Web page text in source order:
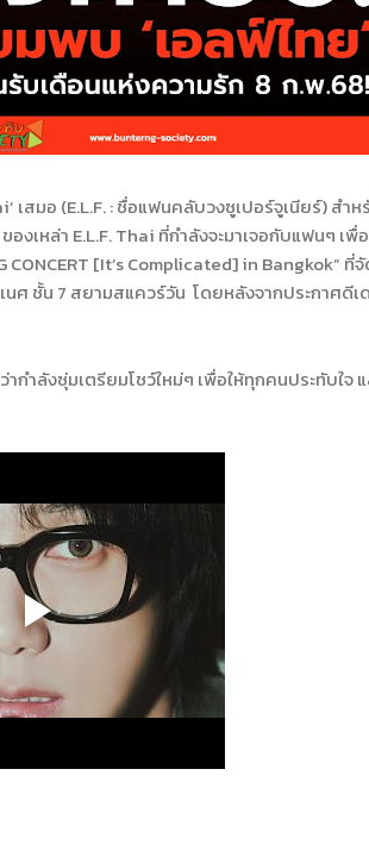
เสมอ (E.L.F. :ชื่อแฟนคลับวงซูเปอร์จูเนียร์) สำห
องเหล่า E.L.F. Thai ที่กำลังจะมาเจอกับแฟนๆ เพื่
CONCERT [It’s Complicated] in Bangkok” ที่
ศ ชั้น 7 สยามสแควร์วัน โดยหลังจากประกาศดีเ
ำลังซุ่มเตรียมโชว์ใหม่ๆ เพื่อให้ทุกคนประทับใจ